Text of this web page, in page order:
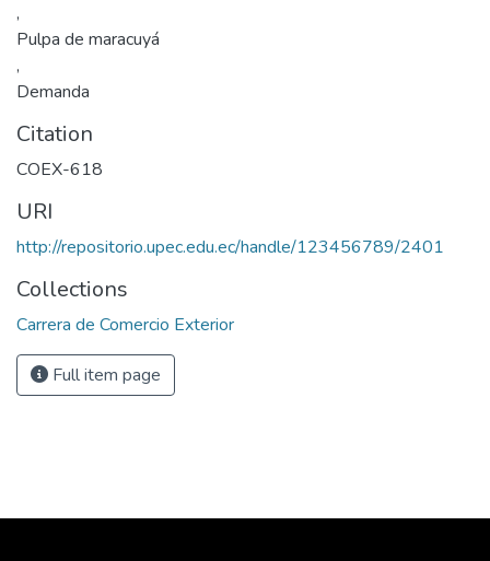
,
Pulpa de maracuyá
,
Demanda
Citation
COEX-618
URI
http://repositorio.upec.edu.ec/handle/123456789/2401
Collections
Carrera de Comercio Exterior
Full item page